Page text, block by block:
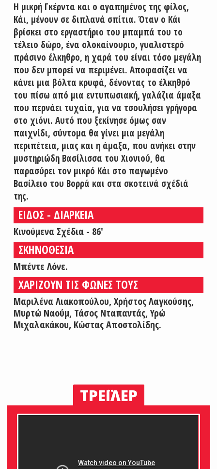
Η μικρή Γκέρντα και ο αγαπημένος της φίλος,
Κάι, μένουν σε διπλανά σπίτια. Όταν ο Κάι
βρίσκει στο εργαστήριο του μπαμπά του το
τέλειο δώρο, ένα ολοκαίνουριο, γυαλιστερό
πράσινο έλκηθρο, η χαρά του είναι τόσο μεγάλη
που δεν μπορεί να περιμένει. Αποφασίζει να
κάνει μια βόλτα κρυφά, δένοντας το έλκηθρό
του πίσω από μια εντυπωσιακή, γαλάζια άμαξα
που περνάει τυχαία, για να τσουλήσει γρήγορα
στο χιόνι. Αυτό που ξεκίνησε όμως σαν
παιχνίδι, σύντομα θα γίνει μια μεγάλη
περιπέτεια, μιας και η άμαξα, που ανήκει στην
μυστηριώδη Βασίλισσα του Χιονιού, θα
παρασύρει τον μικρό Κάι στο παγωμένο
Βασίλειο του Βορρά και στα σκοτεινά σχέδιά
της.
ΕΙΔΟΣ - ΔΙΑΡΚΕΙΑ
Κινούμενα Σχέδια - 86'
ΣΚΗΝΟΘΕΣΙΑ
Μπέντε Λόνε.
ΧΑΡΙΖΟΥΝ ΤΙΣ ΦΩΝΕΣ ΤΟΥΣ
Μαριλένα Λιακοπούλου, Χρήστος Λαγκούσης,
Μυρτώ Ναούμ, Τάσος Νταπαντάς, Υρώ
Μιχαλακάκου, Κώστας Αποστολίδης.
ΤΡΕΪΛΕΡ